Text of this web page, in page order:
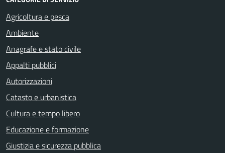
Agricoltura e pesca
Ambiente
Anagrafe e stato civile
Appalti pubblici
Autorizzazioni
Catasto e urbanistica
Cultura e tempo libero
Educazione e formazione
Giustizia e sicurezza pubblica